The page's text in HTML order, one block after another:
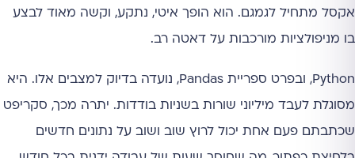
אקסל מתחיל לגמגם. הוא הופך איטי, נתקע, וקשה מאוד לבצע
בו מניפולציות מורכבות על דאטה רב.
Python, ובפרט ספריית Pandas, נועדה בדיוק למצבים אלו. היא
מסוגלת לעבד מיליוני שורות בשניות בודדות. יתרה מכך, סקריפט
שכתבתם פעם אחת יכול לרוץ שוב ושוב על נתונים חדשים